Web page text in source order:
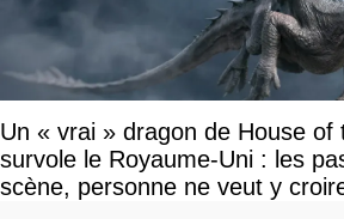
Un « vrai » dragon de House of
survole le Royaume-Uni : les
scène, personne ne veut y